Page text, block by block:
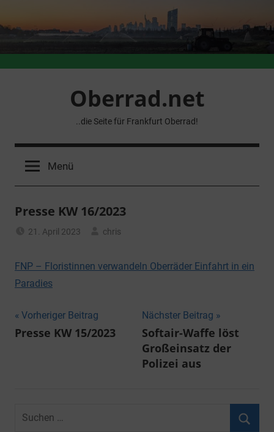
Inhalt
springen
Oberrad.net
..die Seite für Frankfurt Oberrad!
Menü
Presse KW 16/2023
21. April 2023
chris
FNP – Floristinnen verwandeln Oberräder Einfahrt in ein
Paradies
Beitragsnavigation
Vorheriger Beitrag
Presse KW 15/2023
Nächster Beitrag
Softair-Waffe löst
Großeinsatz der
Polizei aus
Suchen